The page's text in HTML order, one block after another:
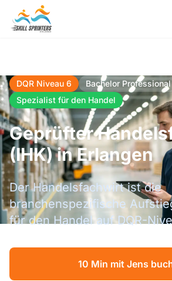
DQR Niveau 6
Bachelor Professional
Spezialist für den Handel
Geprüfter
(IHK) in Erlangen
Der Handelsfachwirt ist die
branchenspezifische
für den Handel auf DQR-
10 Min mit Jens